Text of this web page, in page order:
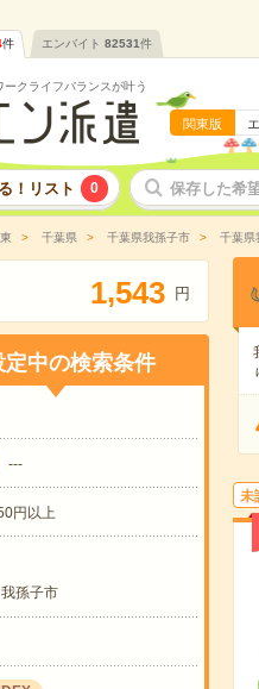
件 エンバイト 82531件
ークライフバランスが叶う
関東版
！リスト 0 保存した希
千葉県 千葉県我孫子市 千葉県
1,543 円
定中の検索条件
---
円以上
我孫子市
未